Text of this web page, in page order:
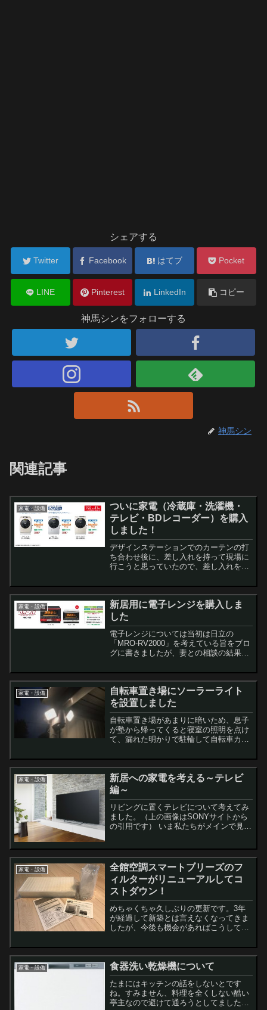
シェアする
Twitter Facebook はてブ Pocket
LINE Pinterest LinkedIn コピー
神馬シンをフォローする
神馬シン
関連記事
家電・設備
ついに家電（冷蔵庫・洗濯機・
テレビ・BDレコーダー）を購入
しました！
デザインステーションでのカーテンの打
ち合わせ後に、差し入れを持って現場に
行こうと思っていたので、差し入れを買
入っている中規模ショッピングセンター
に行ってきました。 最初は家電量販店に
単に価格調査のつ...
家電・設備
新居用に電子レンジを購入しま
した
電子レンジについては当初は日立の
「MRO-RV2000」を考えている旨をブロ
グに書きましたが、妻との相談の結果、
ころがこちらの商品は2015年7月に発売
が開始され、そろそろモデルチェンジ
の...
家電・設備
自転車置き場にソーラーライト
を設置しました
自転車置き場があまりに暗いため、息子
が塾から帰ってくると寝室の照明を点け
て、漏れた明かりで駐輪して自転車カバ
ました。しかし、新型コロナウィルス感
染症予防のためにリモートワークで私が
書斎にいるときなら気がつ...
家電・設備
新居への家電を考える～テレビ
編～
リビングに置くテレビについて考えてみ
ました。（上の画像はSONYサイトから
の引用です） いま私たちがメインで見て
に...
家電・設備
全館空調スマートブリーズのフ
ィルターがリニューアルしてコ
ストダウン！
めちゃくちゃ久しぶりの更新です。3年
が経過して新築とは言えなくなってきま
したが、今後も機会があればこうして更
テーマは全館空調スマートブリーズのフ
ィルターについてです。先日換気の給排
気フィルターが交換時期に...
家電・設備 食器洗い乾燥機について
たまにはキッチンの話をしないとです
ね。すみません、料理を全くしない酷い
亭主なので避けて通ろうとしてました